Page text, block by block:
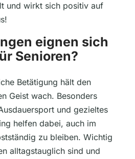
und wirkt sich positiv auf
eignen sich
Senioren?
Betätigung hält den
Geist wach. Besonders
und gezieltes
helfen dabei, auch im
zu bleiben. Wichtig
alltagstauglich sind und